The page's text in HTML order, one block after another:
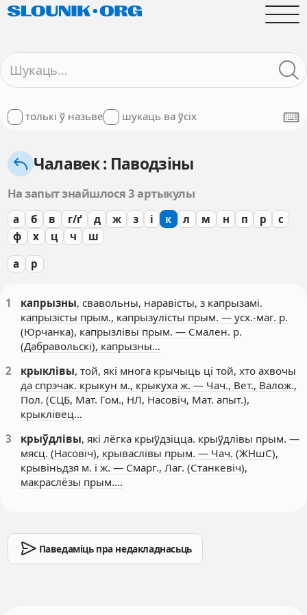
толькі ў назьве шукаць ва ўсіх
Чалавек : Паводзіны
На запыт знайшлося 3 артыкулы
а б в г/ґ д ж з і к л м н п р
с
ф
х ц ч ш
а р
1 капрызны, свавольны, наравісты, з капрызамі.
капрызісты прым., капрызулісты прым. — усх.-маг. р.
(Юрчанка), капрызлівы прым. — Смален. р.
(Дабравольскі), капрызны…
2
крыклівы, той, які многа крычыць ці той, хто ахвочы
да спрэчак. крыкун м., крыкуха ж. — Чач., Вет., Валож.,
Пол. (СЦБ, Мат. Гом., НЛ, Насовіч, Мат. апыт.),
крыклівец…
3
крыўдлівы, які лёгка крыўдзіцца. крыўдлівы прым. —
мясц. (Насовіч), крываслівы прым. — Чач. (ЖНшС),
крывіньдзя м. і ж. — Смарг., Лаг. (Станкевіч),
макраслёзы прым.…
Паведаміць пра недакладнасьць